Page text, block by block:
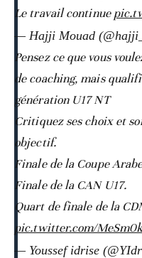
Le travail continue
— Hajji Mouad
Pensez ce que vous
de coaching, mais
génération U17 NT
Critiquez ses choix et
objectif.
Finale de la Coupe
Finale de la CAN U17.
Quart de finale de la
pic.twitter.com/
— Youssef idrise